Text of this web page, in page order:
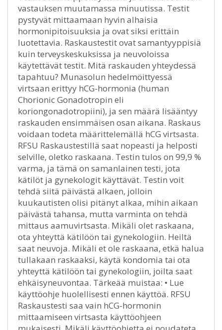
vastauksen muutamassa minuutissa. Testit
pystyvät mittaamaan hyvin alhaisia
hormonipitoisuuksia ja ovat siksi erittäin
luotettavia. Raskaustestit ovat samantyyppisiä
kuin terveyskeskuksissa ja neuvoloissa
käytettävät testit. Mitä raskauden yhteydessä
tapahtuu? Munasolun hedelmöittyessä
virtsaan erittyy hCG-hormonia (human
Chorionic Gonadotropin eli
koriongonadotropiini), ja sen määrä lisääntyy
raskauden ensimmäisen osan aikana. Raskaus
voidaan todeta määrittelemällä hCG virtsasta.
RFSU Raskaustestillä saat nopeasti ja helposti
selville, oletko raskaana. Testin tulos on 99,9 %
varma, ja tämä on samanlainen testi, jota
kätilöt ja gynekologit käyttävät. Testin voit
tehdä siitä päivästä alkaen, jolloin
kuukautisten olisi pitänyt alkaa, mihin aikaan
päivästä tahansa, mutta varminta on tehdä
mittaus aamuvirtsasta. Mikäli olet raskaana,
ota yhteyttä kätilöön tai gynekologiin. Heiltä
saat neuvoja. Mikäli et ole raskaana, etkä halua
tullakaan raskaaksi, käytä kondomia tai ota
yhteyttä kätilöön tai gynekologiin, joilta saat
ehkäisyneuvontaa. Tärkeää muistaa: • Lue
käyttöohje huolellisesti ennen käyttöä. RFSU
Raskaustesti saa vain hCG-hormonin
mittaamiseen virtsasta käyttöohjeen